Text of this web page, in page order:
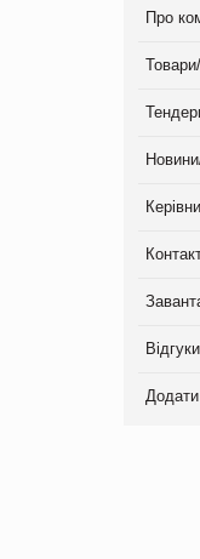
Про
Відгуки